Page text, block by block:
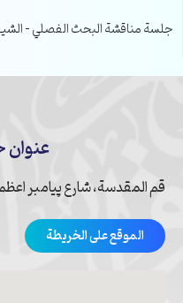
جلسة مناقشة البحث الفصلي – الشيخ علي
عنوان
قم المقدسة، شارع پیامبر
الموقع على الخريطة